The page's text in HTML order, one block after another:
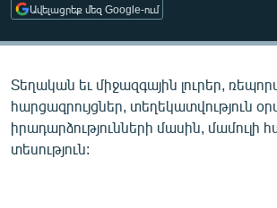
ՄԻՋԱԶԳԱՅԻՆ
ՄՇԱԿՈՒՅԹ
ՍՊՈՐՏ
ՄԵԿՆԱԲԱՆՈՒԹՅՈՒՆ
ՏՏ ԵՒ ԻՆՏԵՐՆԵՏ
Ավելացրեք մեզ Google-ում
Տեղական եւ միջազգային լուրեր,
հարցազրույցներ, տեղեկատվություն
իրադարձությունների մասին, մամուլի
տեսություն: